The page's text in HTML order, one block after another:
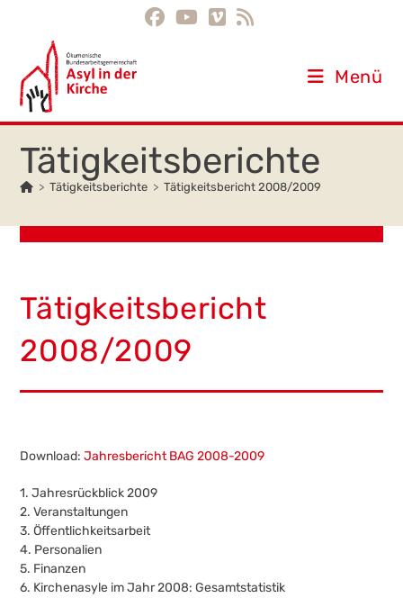
Menü
> Tätigkeitsberichte > Tätigkeitsbericht 2008/2009
Tätigkeitsbericht
2008/2009
Download:Jahresbericht BAG 2008-2009
1. Jahresrückblick 2009
2. Veranstaltungen
3. Öffentlichkeitsarbeit
4. Personalien
5. Finanzen
6. Kirchenasyle im Jahr 2008: Gesamtstatistik